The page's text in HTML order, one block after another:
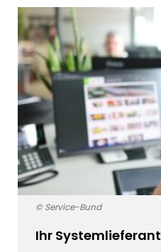
© Service-Bund
Ihr Systemlieferant